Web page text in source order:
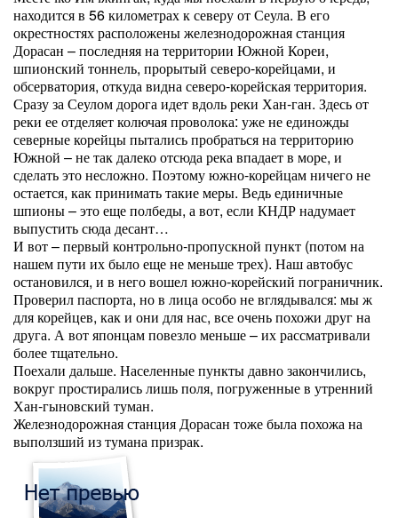
находится в 56 километрах к северу от Сеула. В его
окрестностях расположены железнодорожная станция
Дорасан – последняя на территории Южной Кореи,
шпионский тоннель, прорытый северо-корейцами, и
обсерватория, откуда видна северо-корейская территория.
Сразу за Сеулом дорога идет вдоль реки Хан-ган. Здесь от
реки ее отделяет колючая проволока: уже не единожды
северные корейцы пытались пробраться на территорию
Южной – не так далеко отсюда река впадает в море, и
сделать это несложно. Поэтому южно-корейцам ничего не
остается, как принимать такие меры. Ведь единичные
шпионы – это еще полбеды, а вот, если КНДР надумает
выпустить сюда десант…
И вот – первый контрольно-пропускной пункт (потом на
нашем пути их было еще не меньше трех). Наш автобус
остановился, и в него вошел южно-корейский пограничник.
Проверил паспорта, но в лица особо не вглядывался: мы ж
для корейцев, как и они для нас, все очень похожи друг на
друга. А вот японцам повезло меньше – их рассматривали
более тщательно.
Поехали дальше. Населенные пункты давно закончились,
вокруг простирались лишь поля, погруженные в утренний
Хан-гыновский туман.
Железнодорожная станция Дорасан тоже была похожа на
выползший из тумана призрак.